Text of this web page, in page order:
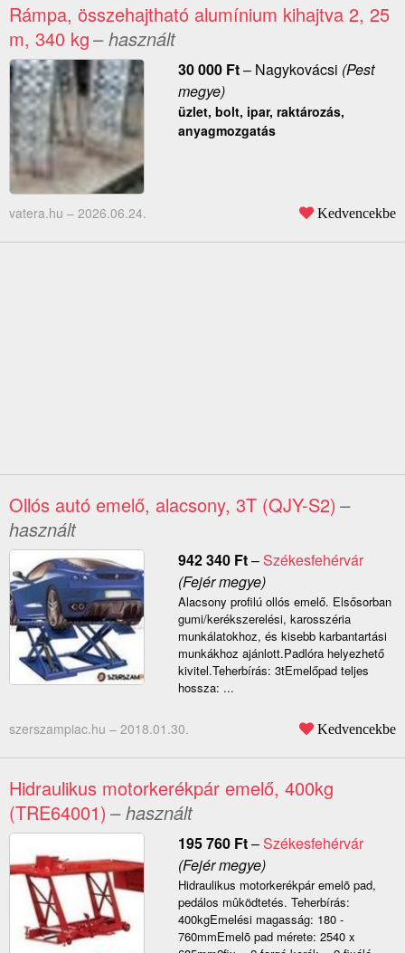
Rámpa, összehajtható alumínium kihajtva 2, 25
m, 340 kg– használt
30 000 Ft– Nagykovácsi (Pest
megye)
üzlet, bolt, ipar, raktározás,
anyagmozgatás
vatera.hu – 2026.06.24. Kedvencekbe
Ollós autó emelő, alacsony, 3T (QJY-S2) –
használt
942 340 Ft–Székesfehérvár
(Fejér megye)
Alacsony profilú ollós emelő. Elsősorban
gumi/kerékszerelési, karosszéria
munkálatokhoz, és kisebb karbantartási
munkákhoz ajánlott.Padlóra helyezhető
kivitel.Teherbírás: 3tEmelőpad teljes
hossza: ...
szerszampiac.hu – 2018.01.30. Kedvencekbe
Hidraulikus motorkerékpár emelő, 400kg
(TRE64001) – használt
195 760 Ft–Székesfehérvár
(Fejér megye)
Hidraulikus motorkerékpár emelõ pad,
pedálos mûködtetés. Teherbírás:
400kgEmelési magasság: 180 -
760mmEmelõ pad mérete: 2540 x